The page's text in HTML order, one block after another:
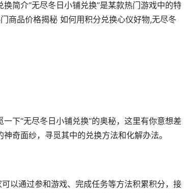
简介“无尽冬日小铺兑换”是某款热门游戏中的特
商品价格揭秘 如何用积分兑换心仪好物,无尽冬
下“无尽冬日小铺兑换”的奥秘，这里有你意想差
奇面纱，寻觅其中的兑换方法和化解办法。
以通过参和游戏、完成任务等方法积累积分，接